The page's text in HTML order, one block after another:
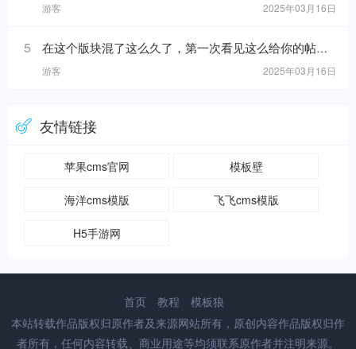
游客 2025年03月16日
5 在这个版块混了这么久了，第一次看见这么给你的帖子！https://www.mslba.com/links/5716dc8b40da881ab332.html
游客 2025年03月16日
友情链接
苹果cms官网 模板壁
海洋cms模版 飞飞cms模版
H5手游网
首页 教程
模板狼
本站转载作品版权归原作者及来源网站所有，原创内容作品版权归作
者所有，任何内容转载、商业用途等均须联系原作者并注明来源。